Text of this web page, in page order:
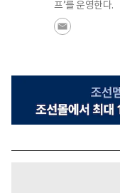
프’를 운영한다.